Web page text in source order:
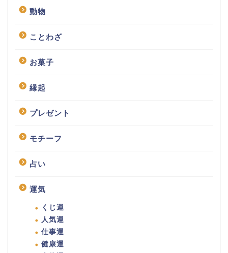
動物
ことわざ
お菓子
縁起
プレゼント
モチーフ
占い
運気
くじ運
人気運
仕事運
健康運